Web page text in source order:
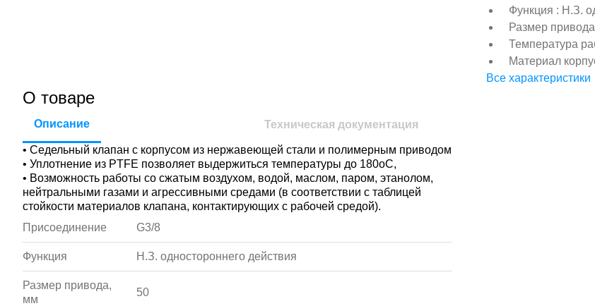
Функция : Н.З.
Размер
Температура
Материал
Все характеристики
О товаре
Описание Техническая документация
• Седельный клапан с корпусом из нержавеющей стали и полимерным приводом
• Уплотнение из PTFE позволяет выдержиться температуры до 180оС,
• Возможность работы со сжатым воздухом, водой, маслом, паром, этанолом,
нейтральными газами и агрессивными средами (в соответствии с таблицей
стойкости материалов клапана, контактирующих с рабочей средой).
Присоединение
G3/8
Функция Н.З. одностороннего действия
Размер привода,
мм
50